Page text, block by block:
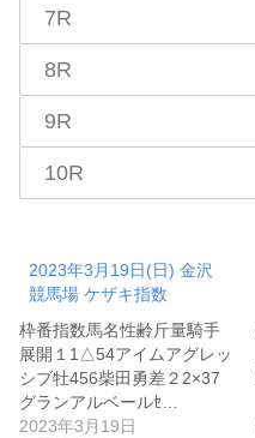
7R
8R
9R
10R
2023年3月19日(日) 金沢
競馬場 ケザキ指数
枠番指数馬名性齢斤量騎手
展開１1△54アイムアグレッ
シブ牡456柴田勇差２2×37
グランアルベールｾ…
2023年3月19日